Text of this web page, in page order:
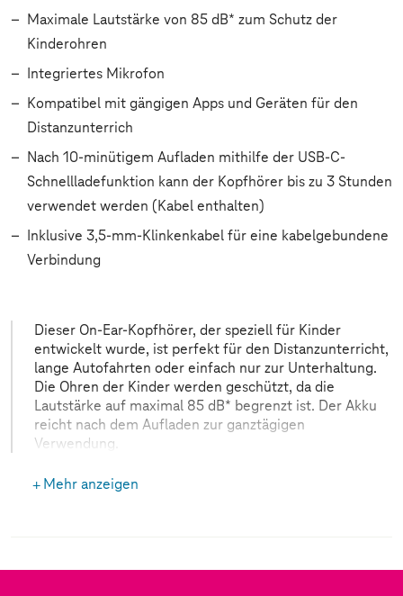
Maximale Lautstärke von 85 dB* zum Schutz der
Kinderohren
Integriertes Mikrofon
Kompatibel mit gängigen Apps und Geräten für den
Distanzunterrich
Nach 10-minütigem Aufladen mithilfe der USB-C-
Schnellladefunktion kann der Kopfhörer bis zu 3 Stunden
verwendet werden (Kabel enthalten)
Inklusive 3,5-mm-Klinkenkabel für eine kabelgebundene
Verbindung
Dieser On-Ear-Kopfhörer, der speziell für Kinder
entwickelt wurde, ist perfekt für den Distanzunterricht,
lange Autofahrten oder einfach nur zur Unterhaltung.
Die Ohren der Kinder werden geschützt, da die
Lautstärke auf maximal 85 dB* begrenzt ist. Der Akku
reicht nach dem Aufladen zur ganztägigen
Verwendung.
Mehr anzeigen